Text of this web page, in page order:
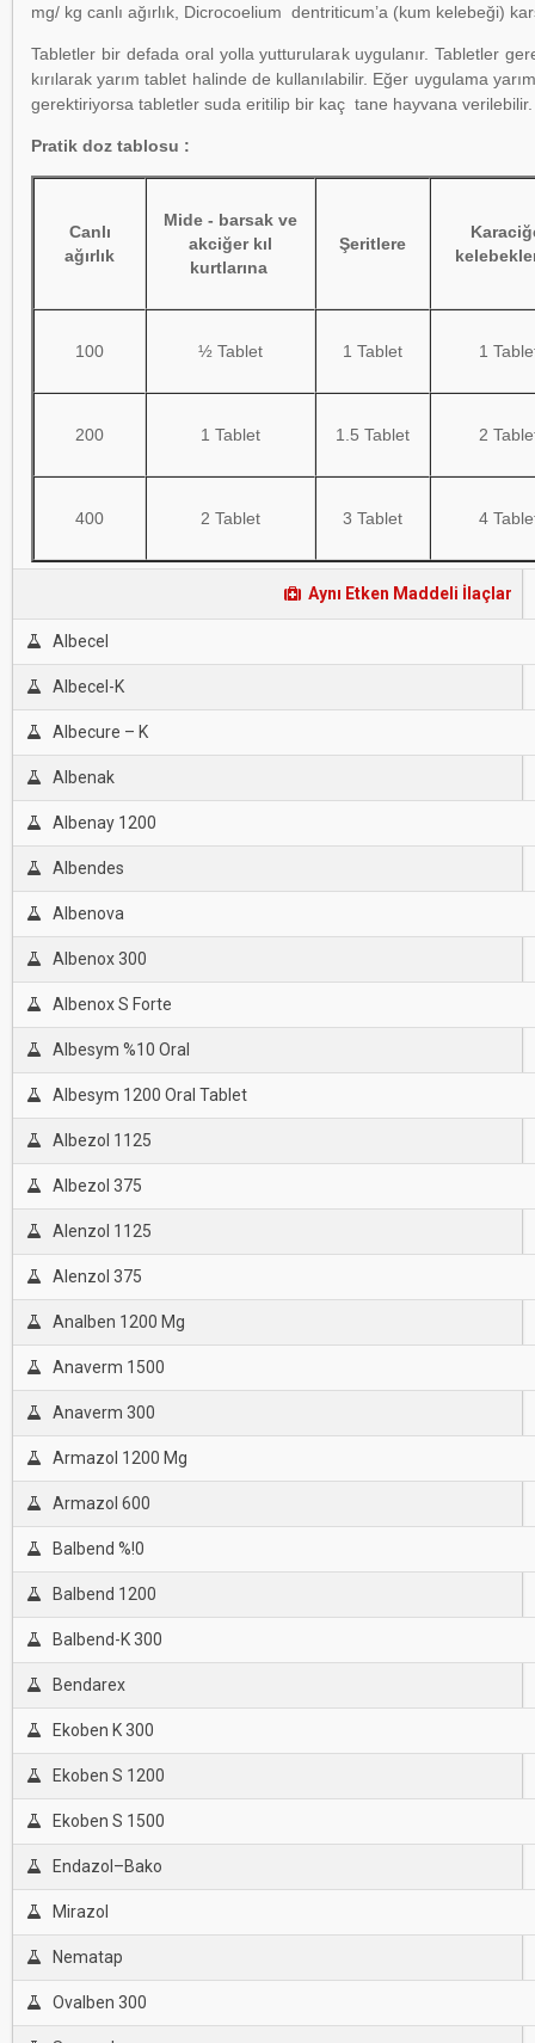
mg/ kg canlı ağırlık, Dicrocoelium dentriticum’a (kum kelebeği)
Tabletler bir defada oral yolla yutturularak uygulanır. Tabletler
kırılarak yarım tablet halinde de kullanılabilir. Eğer uygulama
gerektiriyorsa tabletler suda eritilip bir kaç tane hayvana verilebilir.
Pratik doz tablosu :
Canlı
ağırlık
Mide - barsak ve
akciğer kıl
kurtlarına
Şeritlere
100 ½ Tablet 1 Tablet 1
200 1 Tablet 1.5 Tablet 2
400 2 Tablet 3 Tablet 4
Aynı Etken Maddeli İlaçlar
Albecel
Albecel-K
Albecure – K
Albenak
Albenay 1200
Albendes
Albenova
Albenox 300
Albenox S Forte
Albesym %10 Oral
Albesym 1200 Oral Tablet
Albezol 1125
Albezol 375
Alenzol 1125
Alenzol 375
Analben 1200 Mg
Anaverm 1500
Anaverm 300
Armazol 1200 Mg
Armazol 600
Balbend %!0
Balbend 1200
Balbend-K 300
Bendarex
Ekoben K 300
Ekoben S 1200
Ekoben S 1500
Endazol–Bako
Mirazol
Nematap
Ovalben 300